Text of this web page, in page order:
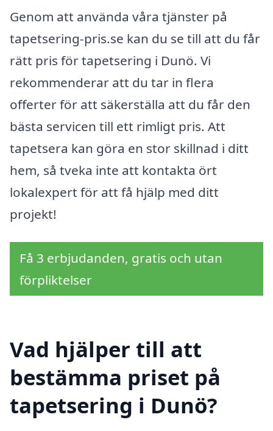
Genom att använda våra tjänster på
tapetsering-pris.se kan du se till att du får
rätt pris för tapetsering i Dunö. Vi
rekommenderar att du tar in flera
offerter för att säkerställa att du får den
bästa servicen till ett rimligt pris. Att
tapetsera kan göra en stor skillnad i ditt
hem, så tveka inte att kontakta ört
lokalexpert för att få hjälp med ditt
projekt!
Få 3 erbjudanden, gratis och utan
förpliktelser
Vad hjälper till att
bestämma priset på
tapetsering i Dunö?